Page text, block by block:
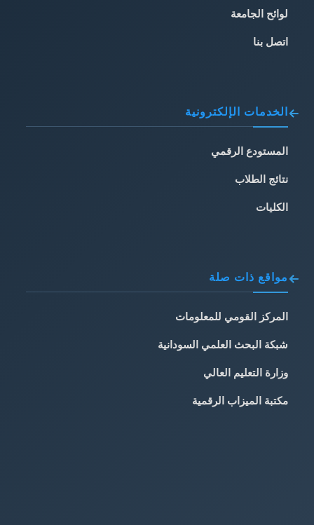
لوائح الجامعة
اتصل بنا
الخدمات الإلكترونية
المستودع الرقمي
نتائج الطلاب
الكليات
مواقع ذات صلة
المركز القومي للمعلومات
شبكة البحث العلمي السودانية
وزارة التعليم العالي
مكتبة الميزاب الرقمية